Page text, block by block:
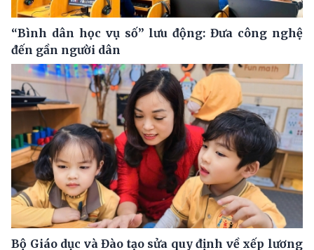
“Bình dân học vụ số” lưu động: Đưa công nghệ
đến gần người dân
Bộ Giáo dục và Đào tạo sửa quy định về xếp lương